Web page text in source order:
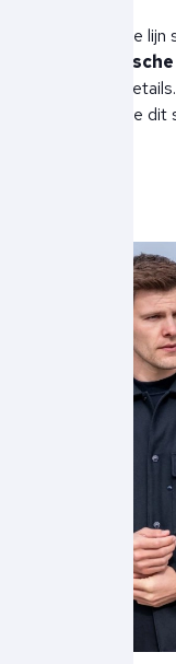
Deze speciale
en subtiele
die